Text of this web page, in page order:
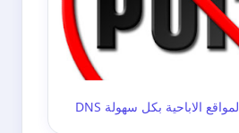
كيفية حجب واغلاق المواقع الاباحية بكل سهولة DNS